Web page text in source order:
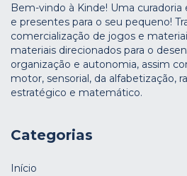
Bem-vindo à Kinde! Uma
e presentes para o seu pequeno!
comercialização de jogos e
materiais direcionados para o
organização e autonomia, assim
motor, sensorial, da alfabetização,
estratégico e matemático.
Categorias
Início